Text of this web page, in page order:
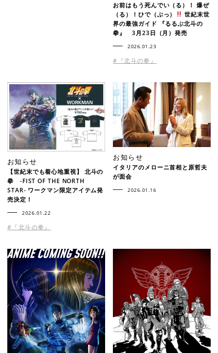
お前はもう死んでい（る）！ 爆ぜ
（る）！ひで（ぶっ）
世紀末世
界の最強ガイド 『るるぶ北斗の
拳』 3月23日（月）発売
2026.01.23
#『北斗の拳』
お知らせ
【世紀末でも着心地重視】 北斗の
拳 -FIST OF THE NORTH
STAR- ワークマン限定アイテム発
売決定！
2026.01.22
#『北斗の拳』
お知らせ
イタリアのメローニ首相と原哲夫
が面会
2026.01.16